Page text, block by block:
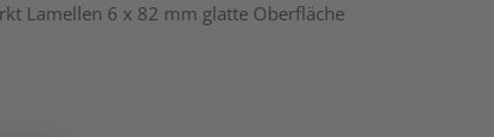
Lamellen 6 x 82 mm glatte Oberfläche